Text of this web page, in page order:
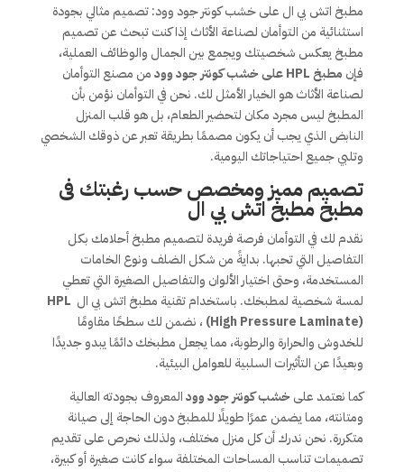
مطبخ اتش بي ال على خشب كونتر جود وود: تصميم مثالي بجودة
استثنائية من التوأمان لصناعة الأثاث إذا كنت تبحث عن تصميم
مطبخ يعكس شخصيتك ويجمع بين الجمال والوظائف العملية،
فإن مطبخ HPL على خشب كونتر جود وود
من مصنع التوأمان
لصناعة الأثاث هو الخيار الأمثل لك. نحن في التوأمان نؤمن بأن
المطبخ ليس مجرد مكان لتحضير الطعام، بل هو قلب المنزل
النابض الذي يجب أن يكون مصممًا بطريقة تعبر عن ذوقك الشخصي
وتلبي جميع احتياجاتك اليومية.
تصميم مميز ومخصص حسب رغبتك فى
مطبخ مطبخ اتش بي ال
نقدم لك في التوأمان فرصة فريدة لتصميم مطبخ أحلامك بكل
التفاصيل التي تحبها. بدايةً من شكل الضلف ونوع الخامات
المستخدمة، وحتى اختيار الألوان والتفاصيل الصغيرة التي تعطي
لمسة شخصية لمطبخك. باستخدام تقنية مطبخ اتش بي ال HPL
(High Pressure Laminate) ، نضمن لك سطحًا مقاومًا
للخدوش والحرارة والرطوبة، مما يجعل مطبخك دائمًا يبدو جديدًا
وبعيدًا عن التأثيرات السلبية للعوامل البيئية.
كما نعتمد علىخشب كونتر جود وودالمعروف بجودته العالية
ومتانته، مما يضمن عمرًا طويلًا للمطبخ دون الحاجة إلى صيانة
متكررة. نحن ندرك أن كل منزل مختلف، ولذلك نحرص على تقديم
تصميمات تناسب المساحات المختلفة سواء كانت صغيرة أو كبيرة،